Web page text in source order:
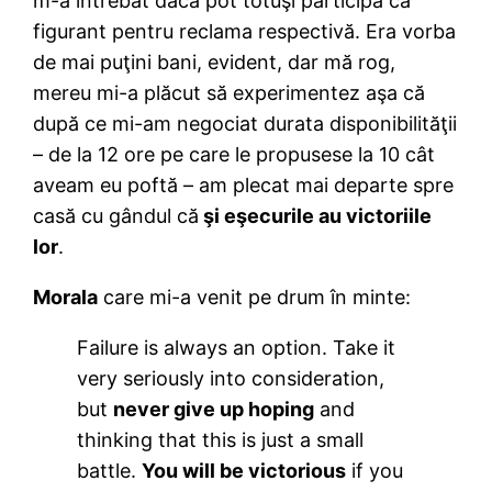
figurant pentru reclama respectivă. Era vorba
de mai puţini bani, evident, dar mă rog,
mereu mi-a plăcut să experimentez aşa că
după ce mi-am negociat durata disponibilităţii
– de la 12 ore pe care le propusese la 10 cât
aveam eu poftă – am plecat mai departe spre
casă cu gândul că şi eşecurile au victoriile
lor.
Morala care mi-a venit pe drum în minte:
Failure is always an option. Take it
very seriously into consideration,
but never give up hoping and
thinking that this is just a small
battle.You will be victorious if you